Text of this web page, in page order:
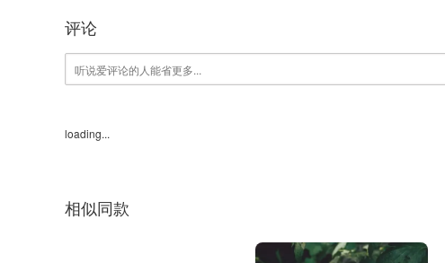
评论
loading...
相似同款